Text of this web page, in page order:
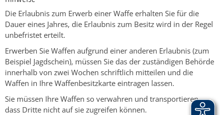
Die Erlaubnis zum Erwerb einer Waffe erhalten Sie für die
Dauer eines Jahres, die Erlaubnis zum Besitz wird in der Regel
unbefristet erteilt.
Erwerben Sie Waffen aufgrund einer anderen Erlaubnis (zum
Beispiel Jagdschein), müssen Sie das der zuständigen Behörde
innerhalb von zwei Wochen schriftlich mitteilen und die
Waffen in Ihre Waffenbesitzkarte eintragen lassen.
Sie müssen Ihre Waffen so verwahren und transportieren,
dass Dritte nicht auf sie zugreifen können.